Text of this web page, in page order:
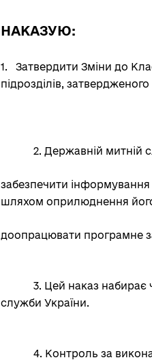
НАКАЗУЮ:
1.
Затвердити Зміни до
підрозділів,
2. Державній митній
забезпечити інформування
шляхом оприлюднення
доопрацювати програмне
3. Цей наказ набирає
служби України.
4. Контроль за